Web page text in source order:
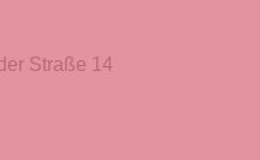
Straße 14